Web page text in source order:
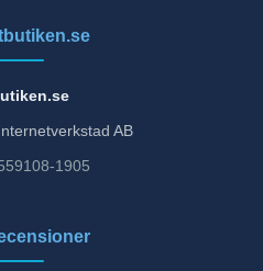
AB
1905